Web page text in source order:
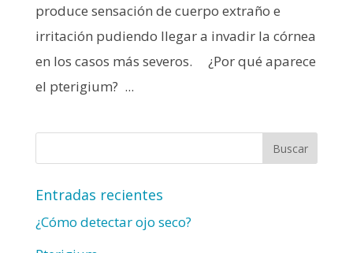
produce sensación de cuerpo extraño e
irritación pudiendo llegar a invadir la córnea
en los casos más severos. ¿Por qué aparece
el pterigium? ...
Entradas recientes
¿Cómo detectar ojo seco?